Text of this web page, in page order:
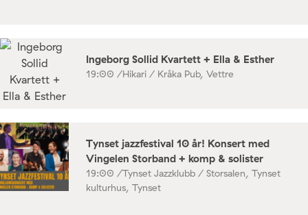
Ingeborg Sollid Kvartett + Ella & Esther
19:00 /Hikari / Kråka Pub, Vettre
Tynset jazzfestival 10 år! Konsert med
Vingelen Storband + komp & solister
19:00 /Tynset Jazzklubb / Storsalen, Tynset
kulturhus, Tynset